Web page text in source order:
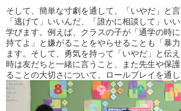
そして、簡単な寸劇を通して、「いやだ」と言
「逃げて」いいんだ、「誰かに相談して」い
学びます。例えば、クラスの子が「通学の時
持てよ」と嫌がることをやらせることも「暴
ます。そして、勇気を持って「いやだ」と伝
時は友だちと一緒に言うこと、また先生や保
ることの大切さについて、ロールプレイを通し